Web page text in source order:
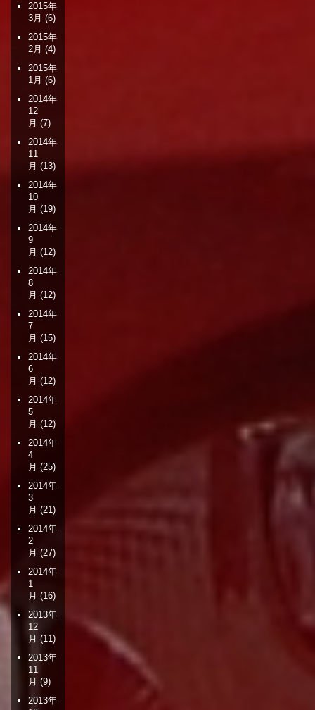
2015年
3月 (6)
2015年
2月 (4)
2015年
1月 (6)
2014年
12
月 (7)
2014年
11
月 (13)
2014年
10
月 (19)
2014年
9
月 (12)
2014年
8
月 (12)
2014年
7
月 (15)
2014年
6
月 (12)
2014年
5
月 (12)
2014年
4
月 (25)
2014年
3
月 (21)
2014年
2
月 (27)
2014年
1
月 (16)
2013年
12
月 (11)
2013年
11
月 (9)
2013年